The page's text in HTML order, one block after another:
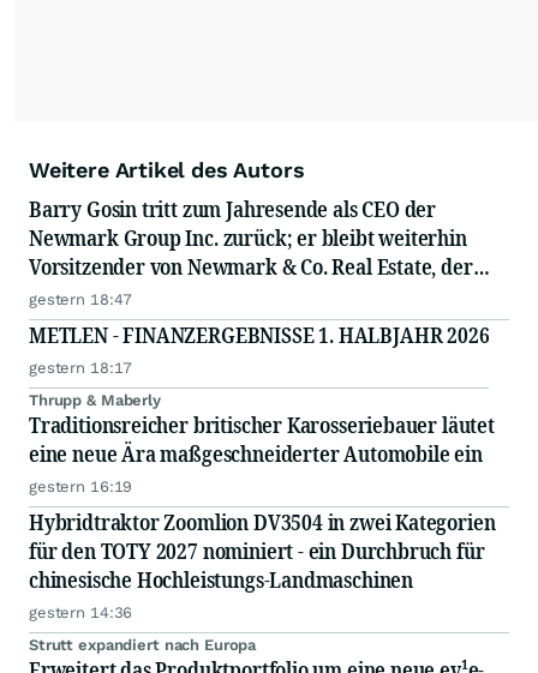
Weitere Artikel des Autors
Barry Gosin tritt zum Jahresende als CEO der
Newmark Group Inc. zurück; er bleibt weiterhin
Vorsitzender von Newmark & Co. Real Estate, der
operativen Gesellschaft von Newmark
gestern 18:47
METLEN - FINANZERGEBNISSE 1. HALBJAHR 2026
gestern 18:17
Thrupp & Maberly
Traditionsreicher britischer Karosseriebauer läutet
eine neue Ära maßgeschneiderter Automobile ein
gestern 16:19
Hybridtraktor Zoomlion DV3504 in zwei Kategorien
für den TOTY 2027 nominiert - ein Durchbruch für
chinesische Hochleistungs-Landmaschinen
gestern 14:36
Strutt expandiert nach Europa